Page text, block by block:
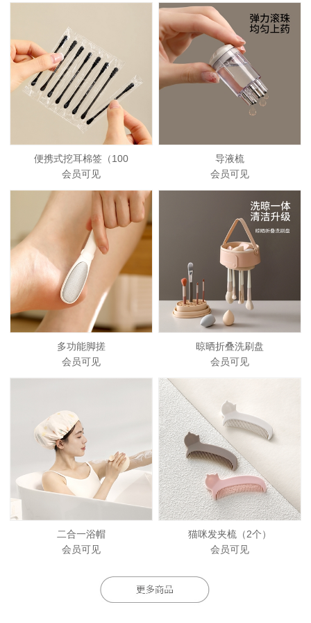
便携式挖耳棉签（100
会员可见
导液梳
会员可见
多功能脚搓
会员可见
晾晒折叠洗刷盘
会员可见
二合一浴帽
会员可见
猫咪发夹梳（2个）
会员可见